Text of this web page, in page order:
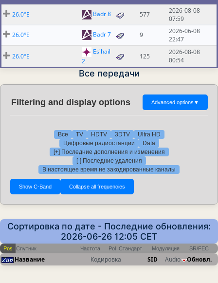
26.0°E Badr 8 577
2026-08-08
07:59
26.0°E
Badr 7 9
2026-06-08
22:47
26.0°E
Es'hail
2
125
2026-08-08
00:54
Все передачи
Filtering and display options Advanced options ▼
Все TV HDTV 3DTV
Ultra HD
Цифровые радиостанции
Data
[+] Последние дополнения и изменения
[-] Последние удаления
В настоящее время не закодированные каналы
Сортировка по дате - Последние обновления:
2026-06-26 12:05 CET
Pos Спутник Частота Pol Стандарт Модуляция SR/FEC
Название Кодировка SID Audio Обновл.